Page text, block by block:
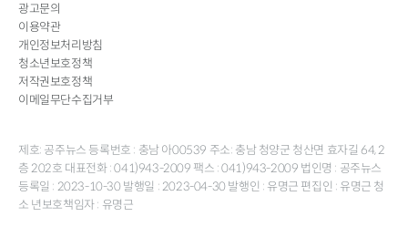
광고문의
이용약관
개인정보처리방침
청소년보호정책
저작권보호정책
이메일무단수집거부
제호: 공주뉴스 등록번호 : 충남 아00539 주소: 충남 청양군 청산면 효자길 64, 2
층 202호 대표전화 : 041)943-2009 팩스 : 041)943-2009 법인명 : 공주뉴스
등록일 : 2023-10-30 발행일 : 2023-04-30 발행인 : 유명근 편집인 : 유명근 청
소 년보호책임자 : 유명근